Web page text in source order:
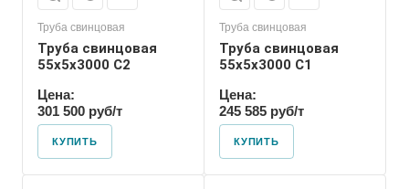
Труба свинцовая
Труба свинцовая
55x5x3000 С2
Цена:
301 500 руб/т
КУПИТЬ
Труба свинцовая
Труба свинцовая
55x5x3000 С1
Цена:
245 585 руб/т
КУПИТЬ